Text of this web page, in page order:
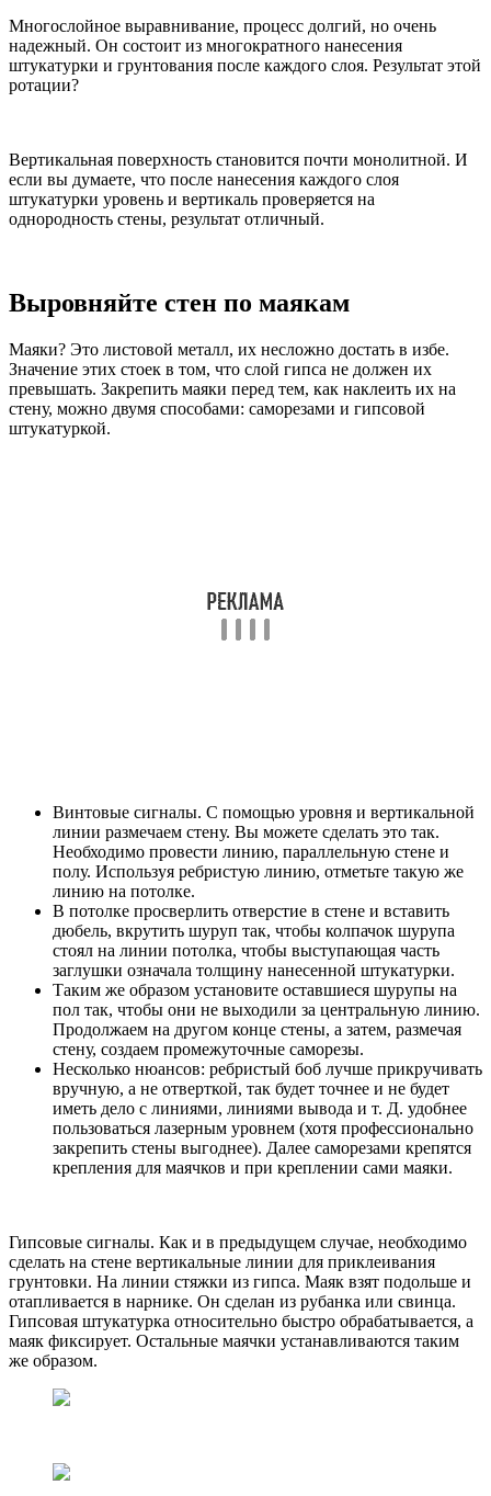
Многослойное выравнивание, процесс долгий, но очень
надежный. Он состоит из многократного нанесения
штукатурки и грунтования после каждого слоя. Результат этой
ротации?
Вертикальная поверхность становится почти монолитной. И
если вы думаете, что после нанесения каждого слоя
штукатурки уровень и вертикаль проверяется на
однородность стены, результат отличный.
Выровняйте стен по маякам
Маяки? Это листовой металл, их несложно достать в избе.
Значение этих стоек в том, что слой гипса не должен их
превышать. Закрепить маяки перед тем, как наклеить их на
стену, можно двумя способами: саморезами и гипсовой
штукатуркой.
Винтовые сигналы. С помощью уровня и вертикальной
линии размечаем стену. Вы можете сделать это так.
Необходимо провести линию, параллельную стене и
полу. Используя ребристую линию, отметьте такую же
линию на потолке.
В потолке просверлить отверстие в стене и вставить
дюбель, вкрутить шуруп так, чтобы колпачок шурупа
стоял на линии потолка, чтобы выступающая часть
заглушки означала толщину нанесенной штукатурки.
Таким же образом установите оставшиеся шурупы на
пол так, чтобы они не выходили за центральную линию.
Продолжаем на другом конце стены, а затем, размечая
стену, создаем промежуточные саморезы.
Несколько нюансов: ребристый боб лучше прикручивать
вручную, а не отверткой, так будет точнее и не будет
иметь дело с линиями, линиями вывода и т. Д. удобнее
пользоваться лазерным уровнем (хотя профессионально
закрепить стены выгоднее). Далее саморезами крепятся
крепления для маячков и при креплении сами маяки.
Гипсовые сигналы. Как и в предыдущем случае, необходимо
сделать на стене вертикальные линии для приклеивания
грунтовки. На линии стяжки из гипса. Маяк взят подольше и
отапливается в нарнике. Он сделан из рубанка или свинца.
Гипсовая штукатурка относительно быстро обрабатывается, а
маяк фиксирует. Остальные маячки устанавливаются таким
же образом.